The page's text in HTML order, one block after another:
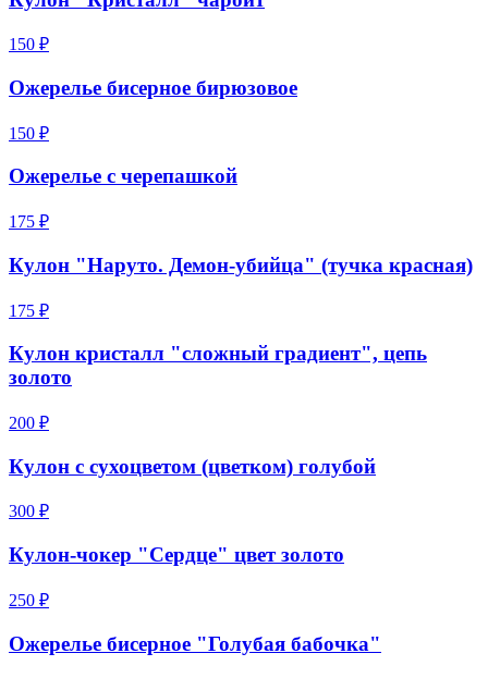
150 ₽
Ожерелье бисерное бирюзовое
150 ₽
Ожерелье c черепашкой
175 ₽
Кулон "Наруто. Демон-убийца" (тучка красная)
175 ₽
Кулон кристалл "сложный градиент", цепь
золото
200 ₽
Кулон с сухоцветом (цветком) голубой
300 ₽
Кулон-чокер "Сердце" цвет золото
250 ₽
Ожерелье бисерное "Голубая бабочка"